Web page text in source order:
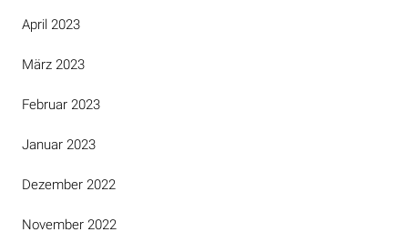
April 2023
März 2023
Februar 2023
Januar 2023
Dezember 2022
November 2022